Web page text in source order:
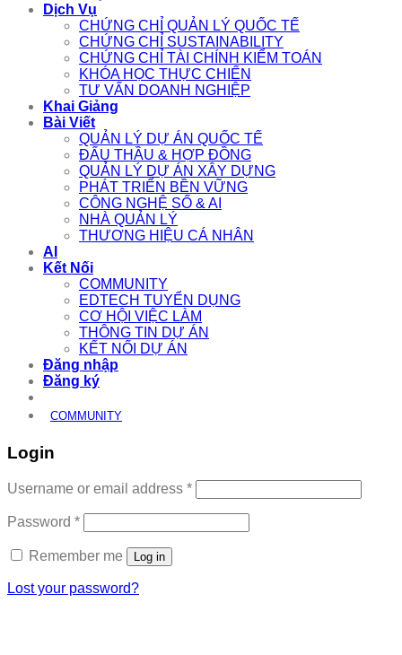
Dịch Vụ
CHỨNG CHỈ QUẢN LÝ QUỐC TẾ
CHỨNG CHỈ SUSTAINABILITY
CHỨNG CHỈ TÀI CHÍNH KIỂM TOÁN
KHÓA HỌC THỰC CHIẾN
TƯ VẤN DOANH NGHIỆP
Khai Giảng
Bài Viết
QUẢN LÝ DỰ ÁN QUỐC TẾ
ĐẤU THẦU & HỢP ĐỒNG
QUẢN LÝ DỰ ÁN XÂY DỰNG
PHÁT TRIỂN BỀN VỮNG
CÔNG NGHỆ SỐ & AI
NHÀ QUẢN LÝ
THƯƠNG HIỆU CÁ NHÂN
AI
Kết Nối
COMMUNITY
EDTECH TUYỂN DỤNG
CƠ HỘI VIỆC LÀM
THÔNG TIN DỰ ÁN
KẾT NỐI DỰ ÁN
Đăng nhập
Đăng ký
COMMUNITY
Login
Username or email address *Required
Password *Required
Remember me Log in
Lost your password?